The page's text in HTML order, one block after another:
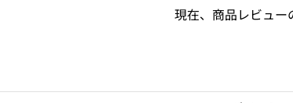
現在、商品レビュー